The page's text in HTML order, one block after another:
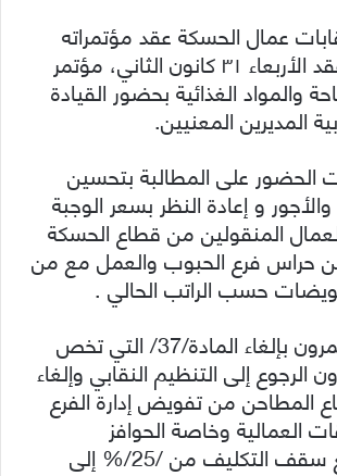
عمال الحسكة عقد مؤتمراته
السنوية، حيث عقد الأربعاء ٣١ كانون الثاني، مؤتمر
والمواد الغذائية بحضور القيادة
المديرين المعنيين.
الحضور على المطالبة بتحسين
و إعادة النظر بسعر الوجبة
العمال المنقولين من قطاع الحسكة
حراس فرع الحبوب والعمل مع من
حسب الراتب الحالي .
كما طالب المؤتمرون بإلغاء المادة/37/ التي تخص
إلى التنظيم النقابي وإلغاء
المطاحن من تفويض إدارة الفرع
العمالية وخاصة الحوافز
والمكافآت ورفع سقف التكليف من /25/% إلى